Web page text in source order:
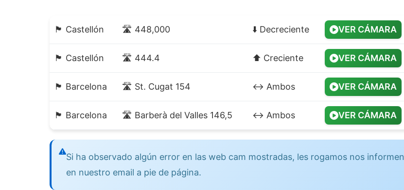
🏴 Castellón 🛣️ 448,000 ⬇️ Decreciente VER CÁMARA
🏴 Castellón 🛣️ 444.4 ⬆️ Creciente VER CÁMARA
🏴 Barcelona 🛣️ St. Cugat 154 ↔️ Ambos VER CÁMARA
🏴 Barcelona 🛣️ Barberà del Valles 146,5 ↔️ Ambos VER CÁMARA
Si ha observado algún error en las web cam mostradas, les rogamos nos informen
en nuestro email a pie de página.